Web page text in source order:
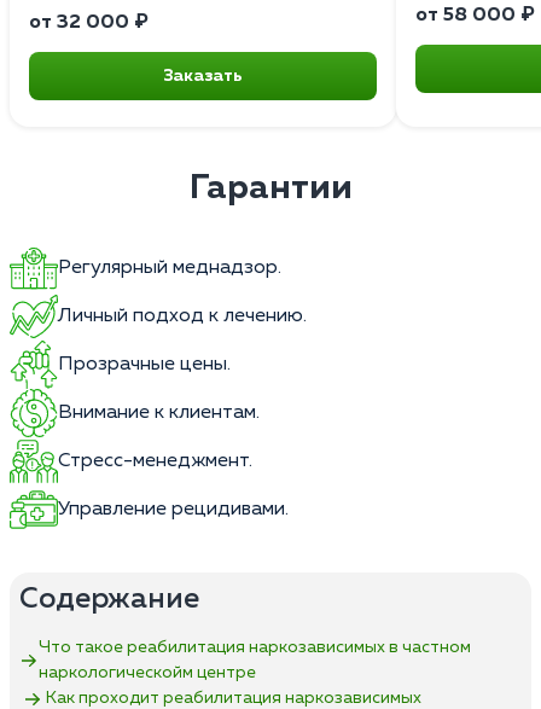
от 32 000 ₽
Заказать
от 58 000 ₽
Гарантии
Регулярный меднадзор.
Личный подход к лечению.
Прозрачные цены.
Внимание к клиентам.
Стресс-менеджмент.
Управление рецидивами.
Содержание
Что такое реабилитация наркозависимых в частном
наркологическойм центре
Как проходит реабилитация наркозависимых